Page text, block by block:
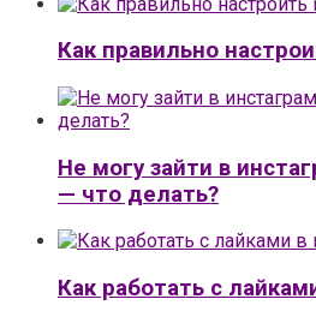
Как правильно
Не могу зайти в
— что делать?
Как работать с